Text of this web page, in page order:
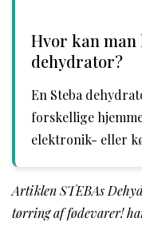
Hvor kan man
dehydrator?
En Steba
forskellige
elektronik- eller
Artiklen STEBAs
tørring af fødevarer!